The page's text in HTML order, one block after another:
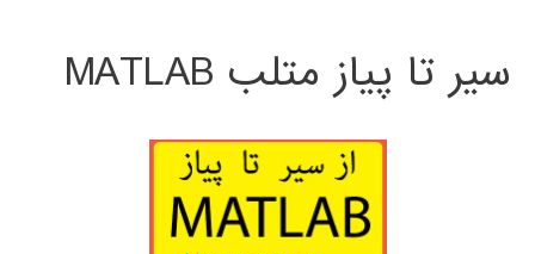
سیر تا پیاز متلب MATLAB